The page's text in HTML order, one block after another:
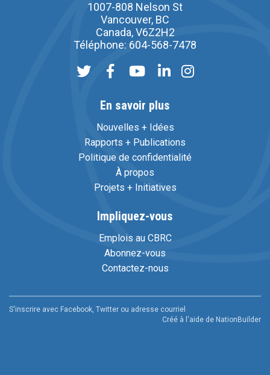
1007-808 Nelson St
Vancouver, BC
Canada, V6Z2H2
Téléphone: 604-568-7478
En savoir plus
Nouvelles + Idées
Rapports + Publications
Politique de confidentialité
À propos
Projets + Initiatives
Impliquez-vous
Emplois au CBRC
Abonnez-vous
Contactez-nous
S'inscrire avec Facebook, Twitter ou adresse courriel
Créé à l'aide de NationBuilder